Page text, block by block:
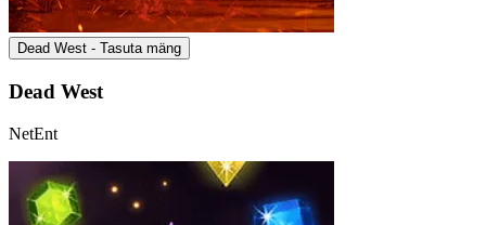
Dead West - Tasuta mäng
Dead West
NetEnt